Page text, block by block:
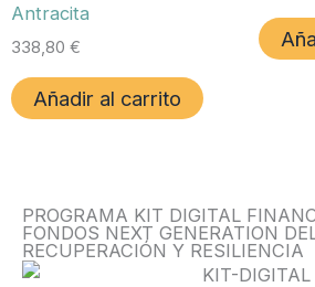
Antracita
338,80 €
Añadir al carrito
PROGRAMA KIT DIGITAL
FONDOS NEXT GENERATION
RECUPERACIÓN Y RESILIENCIA